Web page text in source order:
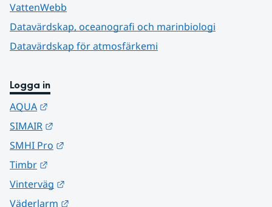
VattenWebb
Datavärdskap, oceanografi och marinbiologi
Datavärdskap för atmosfärkemi
Logga in
AQUA
SIMAIR
SMHI Pro
Timbr
Vinterväg
Väderlarm